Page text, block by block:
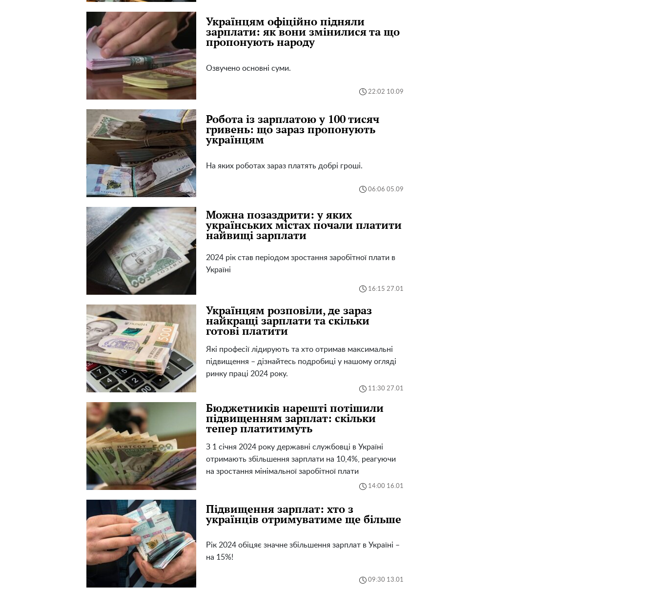
Українцям офіційно підняли
зарплати: як вони змінилися та що
пропонують народу
Озвучено основні суми.
22:02 10.09
Робота із зарплатою у 100 тисяч
гривень: що зараз пропонують
українцям
На яких роботах зараз платять добрі гроші.
06:06 05.09
Можна позаздрити: у яких
українських містах почали платити
найвищі зарплати
2024 рік став періодом зростання заробітної плати в
Україні
16:15 27.01
Українцям розповіли, де зараз
найкращі зарплати та скільки
готові платити
Які професії лідирують та хто отримав максимальні
підвищення – дізнайтесь подробиці у нашому огляді
ринку праці 2024 року.
11:30 27.01
Бюджетників нарешті потішили
підвищенням зарплат: скільки
тепер платитимуть
З 1 січня 2024 року державні службовці в Україні
отримають збільшення зарплати на 10,4%, реагуючи
на зростання мінімальної заробітної плати
14:00 16.01
Підвищення зарплат: хто з
українців отримуватиме ще більше
Рік 2024 обіцяє значне збільшення зарплат в Україні –
на 15%!
09:30 13.01